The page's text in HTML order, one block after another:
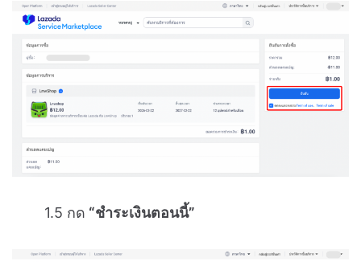
1.5 กด “ชำระเงินตอนนี้”